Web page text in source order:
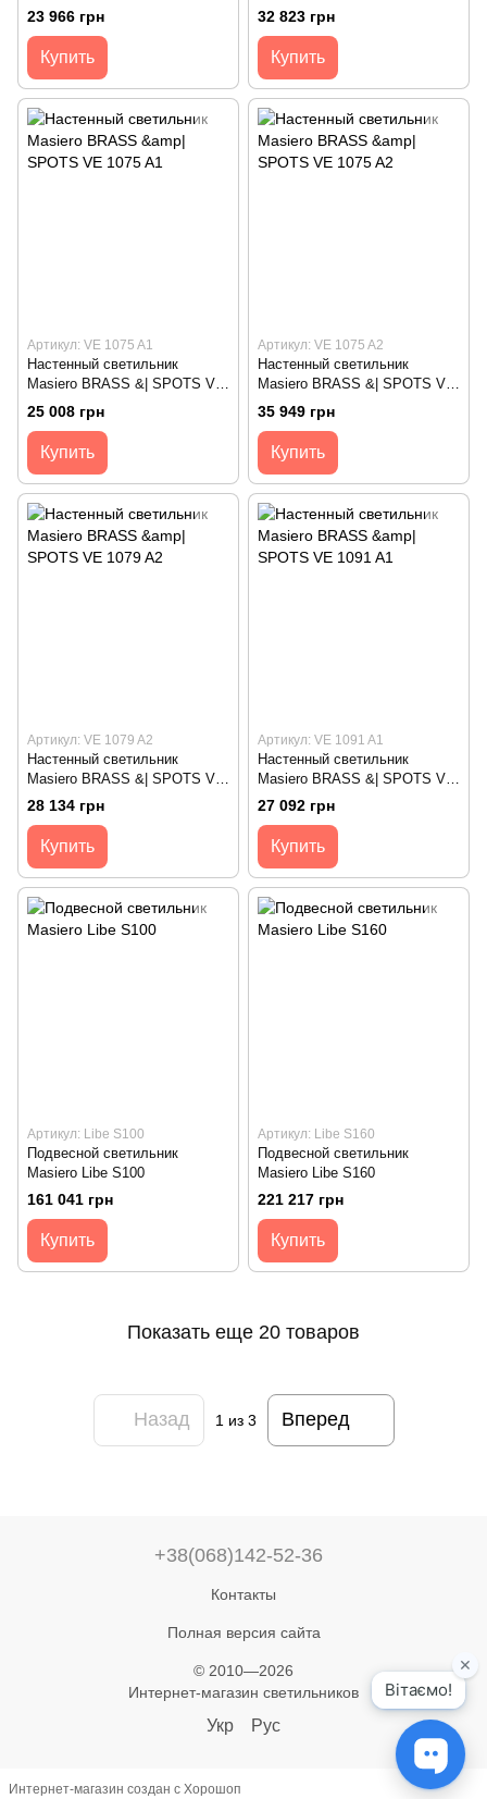
1073 A1
23 966 грн
Купить
1073 A2
32 823 грн
Купить
Артикул: VE 1075 A1
Настенный светильник
Masiero BRASS &| SPOTS VE
1075 A1
25 008 грн
Купить
Артикул: VE 1075 A2
Настенный светильник
Masiero BRASS &| SPOTS VE
1075 A2
35 949 грн
Купить
Артикул: VE 1079 A2
Настенный светильник
Masiero BRASS &| SPOTS VE
1079 A2
28 134 грн
Купить
Артикул: VE 1091 A1
Настенный светильник
Masiero BRASS &| SPOTS VE
1091 A1
27 092 грн
Купить
Артикул: Libe S100
Подвесной светильник
Masiero Libe S100
161 041 грн
Купить
Артикул: Libe S160
Подвесной светильник
Masiero Libe S160
221 217 грн
Купить
Показать еще 20 товаров
Назад 1 из 3 Вперед
+38(068)142-52-36
Контакты
Полная версия сайта
© 2010—2026
Интернет-магазин светильников
Укр Рус
Интернет-магазин создан с Хорошоп